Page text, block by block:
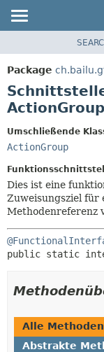
PACKAGE
KLASSE
BAUM
INDEX
Package
Umschließende
ActionGroup
Dies ist eine
Zuweisungsziel für
Methodenreferenz
public static
Alle Methoden
Abstrakte